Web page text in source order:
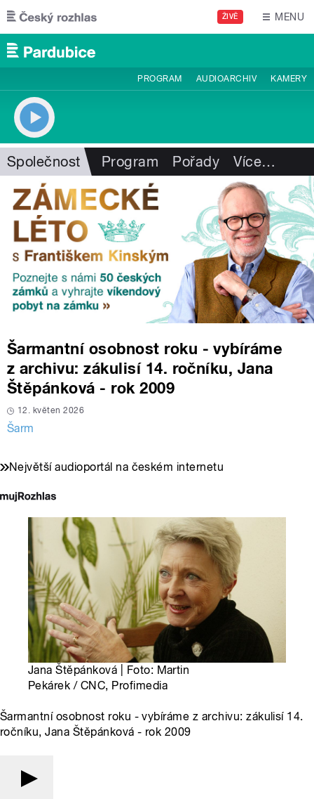
Přejít k hlavnímu obsahu
ŽIVĚ MENU
PROGRAM AUDIOARCHIV KAMERY
Společnost Program Pořady Více…
Šarmantní osobnost roku - vybíráme
z archivu: zákulisí 14. ročníku, Jana
Štěpánková - rok 2009
12. květen 2026
Šarm
Největší audioportál na českém internetu
Jana Štěpánková | Foto: Martin
Pekárek / CNC, Profimedia
Šarmantní osobnost roku - vybíráme z archivu: zákulisí 14.
ročníku, Jana Štěpánková - rok 2009